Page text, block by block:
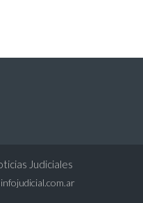
Judiciales
infojudicial.com.ar